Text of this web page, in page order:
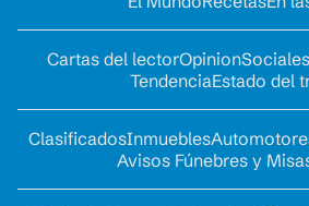
Cartas del lectorOpinionSociales
TendenciaEstado del
ClasificadosInmuebles
Avisos Fúnebres y